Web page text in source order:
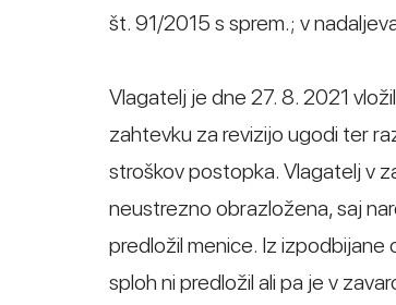
št. 91/2015 s sprem.; v
Vlagatelj je dne 27. 8. 2021
zahtevku za revizijo ugodi ter
stroškov postopka. Vlagatelj v
neustrezno obrazložena, saj
predložil menice. Iz izpodbijane
sploh ni predložil ali pa je v